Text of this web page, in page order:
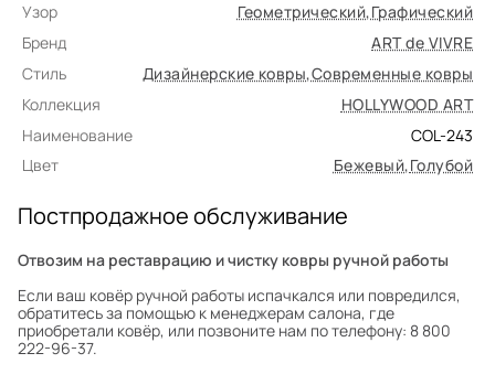
Узор
Геометрический,Графический
Бренд
ART de VIVRE
Стиль
Дизайнерские ковры,Современные ковры
Коллекция
HOLLYWOOD ART
Наименование
COL-243
Цвет
Бежевый,Голубой
Постпродажное обслуживание
Отвозим на реставрацию и чистку ковры ручной работы
Если ваш ковёр ручной работы испачкался или повредился,
обратитесь за помощью к менеджерам салона, где
приобретали ковёр, или позвоните нам по телефону: 8 800
222-96-37.